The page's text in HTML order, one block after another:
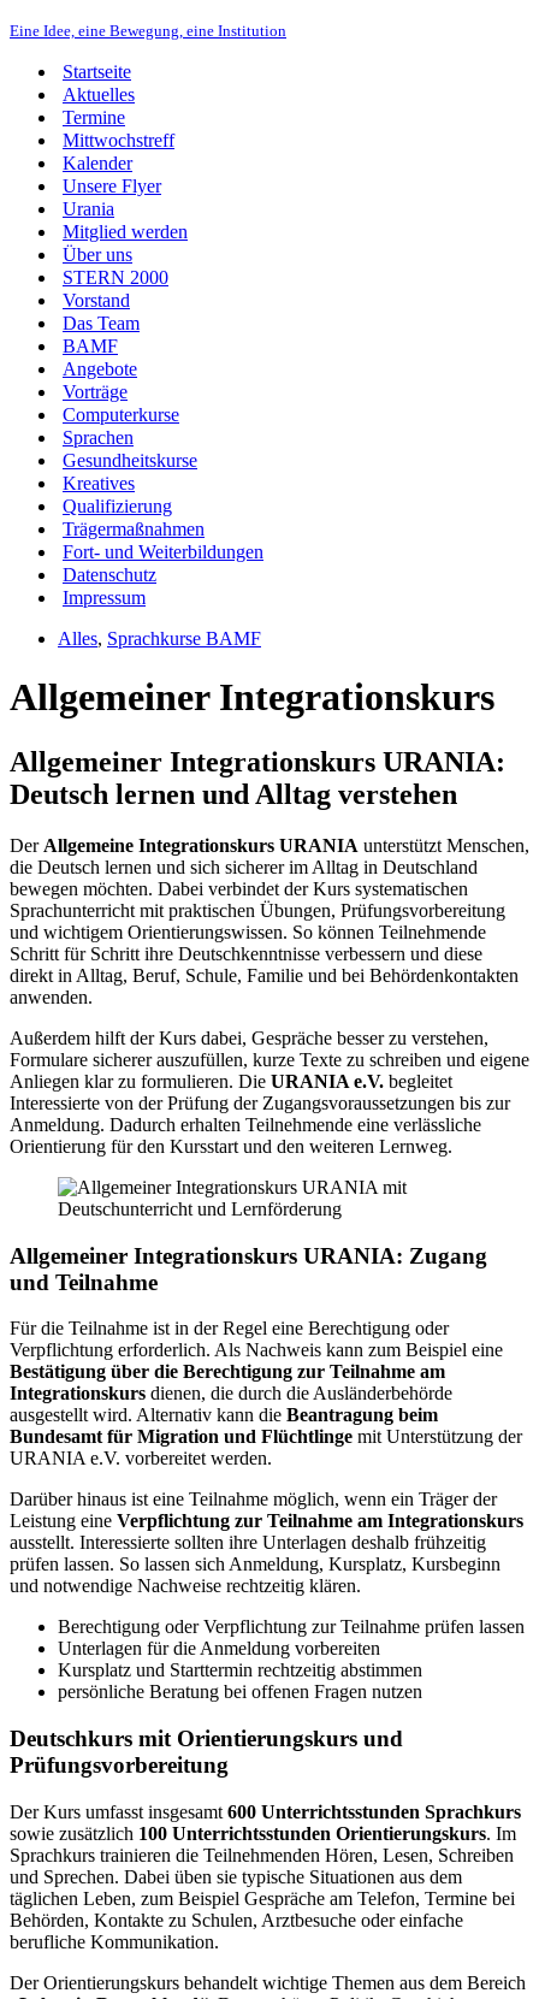
Eine Idee, eine Bewegung, eine Institution
Startseite
Aktuelles
Termine
Mittwochstreff
Kalender
Unsere Flyer
Urania
Mitglied werden
Über uns
STERN 2000
Vorstand
Das Team
BAMF
Angebote
Vorträge
Computerkurse
Sprachen
Gesundheitskurse
Kreatives
Qualifizierung
Trägermaßnahmen
Fort- und Weiterbildungen
Datenschutz
Impressum
Alles, Sprachkurse BAMF
Allgemeiner Integrationskurs
Allgemeiner Integrationskurs URANIA:
Deutsch lernen und Alltag verstehen
Der Allgemeine Integrationskurs URANIA unterstützt Menschen,
die Deutsch lernen und sich sicherer im Alltag in Deutschland
bewegen möchten. Dabei verbindet der Kurs systematischen
Sprachunterricht mit praktischen Übungen, Prüfungsvorbereitung
und wichtigem Orientierungswissen. So können Teilnehmende
Schritt für Schritt ihre Deutschkenntnisse verbessern und diese
direkt in Alltag, Beruf, Schule, Familie und bei Behördenkontakten
anwenden.
Außerdem hilft der Kurs dabei, Gespräche besser zu verstehen,
Formulare sicherer auszufüllen, kurze Texte zu schreiben und eigene
Anliegen klar zu formulieren. Die URANIA e.V. begleitet
Interessierte von der Prüfung der Zugangsvoraussetzungen bis zur
Anmeldung. Dadurch erhalten Teilnehmende eine verlässliche
Orientierung für den Kursstart und den weiteren Lernweg.
Allgemeiner Integrationskurs URANIA: Zugang
und Teilnahme
Für die Teilnahme ist in der Regel eine Berechtigung oder
Verpflichtung erforderlich. Als Nachweis kann zum Beispiel eine
Bestätigung über die Berechtigung zur Teilnahme am
Integrationskurs dienen, die durch die Ausländerbehörde
ausgestellt wird. Alternativ kann die Beantragung beim
Bundesamt für Migration und Flüchtlinge mit Unterstützung der
URANIA e.V. vorbereitet werden.
Darüber hinaus ist eine Teilnahme möglich, wenn ein Träger der
Leistung eine Verpflichtung zur Teilnahme am Integrationskurs
ausstellt. Interessierte sollten ihre Unterlagen deshalb frühzeitig
prüfen lassen. So lassen sich Anmeldung, Kursplatz, Kursbeginn
und notwendige Nachweise rechtzeitig klären.
Berechtigung oder Verpflichtung zur Teilnahme prüfen lassen
Unterlagen für die Anmeldung vorbereiten
Kursplatz und Starttermin rechtzeitig abstimmen
persönliche Beratung bei offenen Fragen nutzen
Deutschkurs mit Orientierungskurs und
Prüfungsvorbereitung
Der Kurs umfasst insgesamt 600 Unterrichtsstunden Sprachkurs
sowie zusätzlich 100 Unterrichtsstunden Orientierungskurs. Im
Sprachkurs trainieren die Teilnehmenden Hören, Lesen, Schreiben
und Sprechen. Dabei üben sie typische Situationen aus dem
täglichen Leben, zum Beispiel Gespräche am Telefon, Termine bei
Behörden, Kontakte zu Schulen, Arztbesuche oder einfache
berufliche Kommunikation.
Der Orientierungskurs behandelt wichtige Themen aus dem Bereich